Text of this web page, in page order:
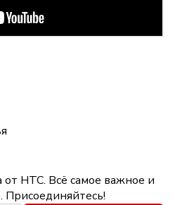
от НТС. Всё самое важное и